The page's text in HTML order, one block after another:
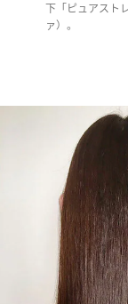
下「ピュアスト
ァ）。